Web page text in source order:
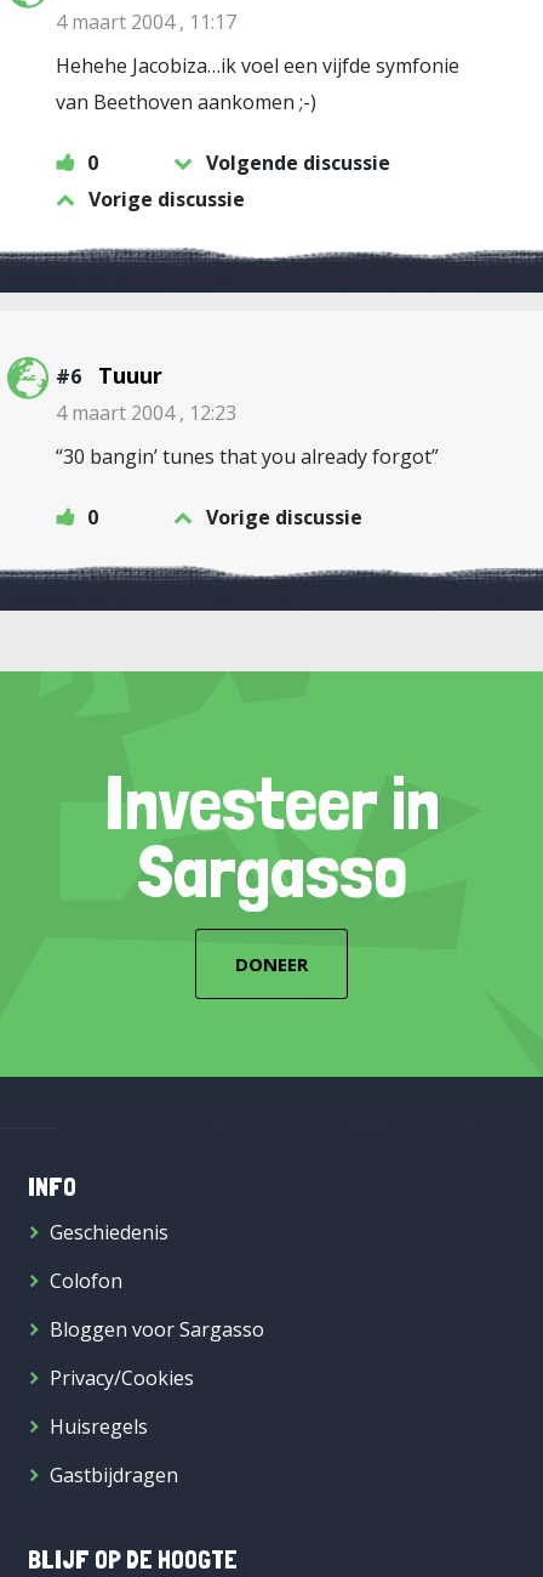
4 maart 2004 , 11:17
Hehehe Jacobiza…ik voel een vijfde symfonie
van Beethoven aankomen ;-)
0
Volgende discussie
Vorige discussie
#6 Tuuur
4 maart 2004 , 12:23
“30 bangin’ tunes that you already forgot”
0 Vorige discussie
Investeer in
Sargasso
DONEER
INFO
Geschiedenis
Colofon
Bloggen voor Sargasso
Privacy/Cookies
Huisregels
Gastbijdragen
BLIJF OP DE HOOGTE